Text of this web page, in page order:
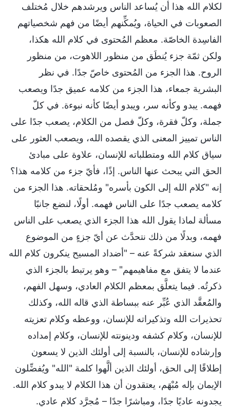
لكلام الله هذا أن يُساعد الناس ويرشدهم خلال مُختلف
الصعوبات في الحياة، ويُمكِّنهم أيضًا من فهم شخصياتهم
الفاسِدة الخاصّة. معظم المُحتوى في كلام الله هكذا،
ولكن ثمّة جزء يُنطَق من منظور اللاهوت، من منظور
الروح. هذا الجزء من المُحتوى خاصّ جدًا. في نظر
البشرية جمعاء، هذا الجزء من كلامه عميق جدًا ويصعب
فهمه. يبدو وكأنه سر، ويبدو أيضًا كأنه نبوءة. في كلّ
جملة، وكلّ فقرة، وكلّ فصل من الكلام، يصعب جدًا على
الناس تمييز المعنى الذي يقصده الله، ويصعب العثور على
سياق كلام الله ومتطلباته للإنسان، علاوة على مبادئ
الحق التي يبحث عنها الناس. إذًا، فأيّ جزء من كلامه هذا؟
إنه "كلام الله إلى الكون بأسره" ومُلحقاته. هذا الجزء من
كلامه يصعب جدًا على الناس فهمه. أولًا، لنضع جانبًا
مسألة لماذا يقول الله هذا الجزء الذي يصعب على الناس
فهمه، وبدلًا من ذلك نتحدَّث عن أيّ جزءٍ من الموضوع
الذي سنعقد شركةً عنه – "أضداد المسيح ينكرون كلام الله
عندما لا يتفق مع مفاهيمهم" – وهو يرتبط بالجزء الذي
ذكرتُه. فيما يتعلَّق بمعظم الكلام العادي، وسهل الفهم،
والمُعقَّد الذي عُبِّر عنه ببساطة الذي قاله الله، وكذلك
تحذيرات الله وتذكيراته للإنسان، ووعظه وكلام تعزيته
للإنسان، وكلام كشفه ودينونته للإنسان، وكلام إمداده
وإرشاده للإنسان، بالنسبة إلى أولئك الذين لا يسعون
إطلاقًا إلى الحق، أولئك الذين ألَّهوا كلمة "الله" ويُفضِّلون
الإيمان بإله مُبْهَم، يعتقدون أن هذا الكلام لا يبدو كلام الله.
يجدونه عاديًا جدًا، ومباشرًا جدًا – مُجرَّد كلام عادي.